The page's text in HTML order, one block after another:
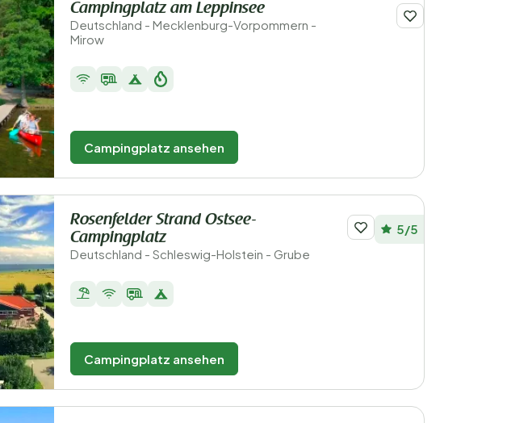
Campingplatz am Leppinsee
Deutschland - Mecklenburg-Vorpommern -
Mirow
Campingplatz ansehen
Rosenfelder Strand Ostsee-
Campingplatz
Deutschland - Schleswig-Holstein - Grube
5/5
Campingplatz ansehen